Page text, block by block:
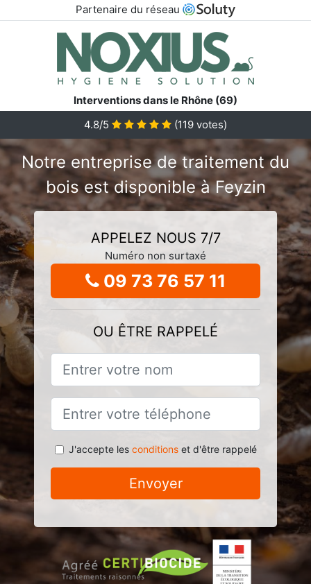
Partenaire du réseau
Interventions dans le Rhône (69)
4.8/5
(119 votes)
Notre entreprise de traitement du
bois est disponible à Feyzin
APPELEZ NOUS 7/7
Numéro non surtaxé
09 73 76 57 11
OU ÊTRE RAPPELÉ
J'accepte les conditionset d'être rappelé
Envoyer